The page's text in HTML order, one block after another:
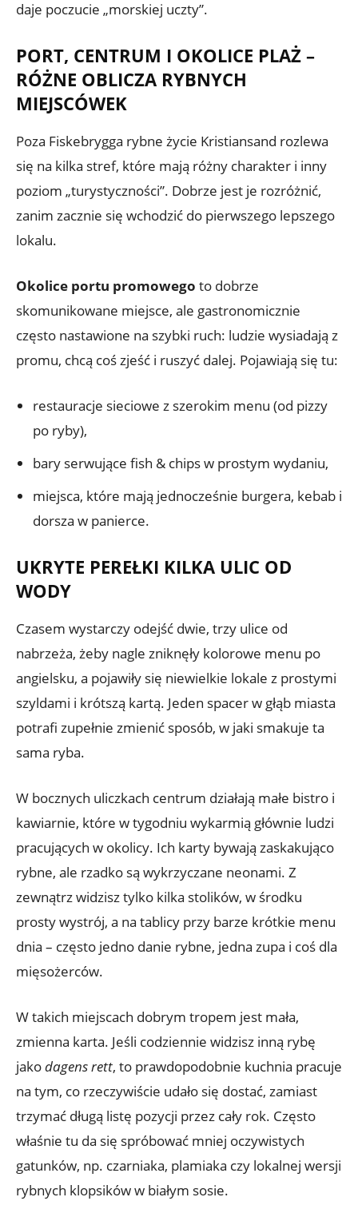
daje poczucie „morskiej uczty”.
PORT, CENTRUM I OKOLICE PLAŻ –
RÓŻNE OBLICZA RYBNYCH
MIEJSCÓWEK
Poza Fiskebrygga rybne życie Kristiansand rozlewa
się na kilka stref, które mają różny charakter i inny
poziom „turystyczności”. Dobrze jest je rozróżnić,
zanim zacznie się wchodzić do pierwszego lepszego
lokalu.
Okolice portu promowego to dobrze
skomunikowane miejsce, ale gastronomicznie
często nastawione na szybki ruch: ludzie wysiadają z
promu, chcą coś zjeść i ruszyć dalej. Pojawiają się tu:
restauracje sieciowe z szerokim menu (od pizzy
po ryby),
bary serwujące fish & chips w prostym wydaniu,
miejsca, które mają jednocześnie burgera, kebab i
dorsza w panierce.
UKRYTE PEREŁKI KILKA ULIC OD
WODY
Czasem wystarczy odejść dwie, trzy ulice od
nabrzeża, żeby nagle zniknęły kolorowe menu po
angielsku, a pojawiły się niewielkie lokale z prostymi
szyldami i krótszą kartą. Jeden spacer w głąb miasta
potrafi zupełnie zmienić sposób, w jaki smakuje ta
sama ryba.
W bocznych uliczkach centrum działają małe bistro i
kawiarnie, które w tygodniu wykarmią głównie ludzi
pracujących w okolicy. Ich karty bywają zaskakująco
rybne, ale rzadko są wykrzyczane neonami. Z
zewnątrz widzisz tylko kilka stolików, w środku
prosty wystrój, a na tablicy przy barze krótkie menu
dnia – często jedno danie rybne, jedna zupa i coś dla
mięsożerców.
W takich miejscach dobrym tropem jest mała,
zmienna karta. Jeśli codziennie widzisz inną rybę
jakodagens rett, to prawdopodobnie kuchnia pracuje
na tym, co rzeczywiście udało się dostać, zamiast
trzymać długą listę pozycji przez cały rok. Często
właśnie tu da się spróbować mniej oczywistych
gatunków, np. czarniaka, plamiaka czy lokalnej wersji
rybnych klopsików w białym sosie.